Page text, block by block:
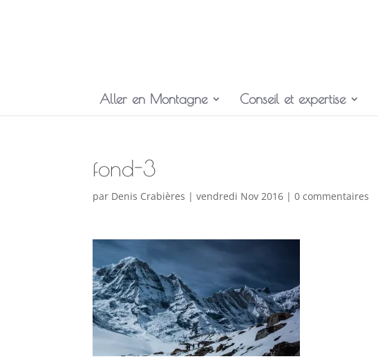
Aller en Montagne Conseil et expertise
fond-3
par Denis Crabières |vendredi Nov 2016 |0 commentaires